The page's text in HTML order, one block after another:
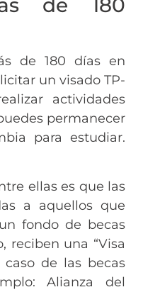
de 180
de 180 días en
un visado TP-
actividades
permanecer
para estudiar.
ellas es que las
a aquellos que
fondo de becas
reciben una “Visa
caso de las becas
Alianza del